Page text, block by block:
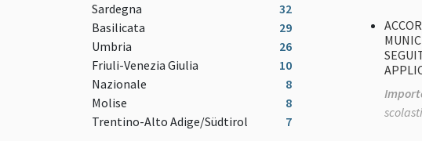
Sardegna
32
Basilicata
29
Umbria
26
Friuli-Venezia Giulia
10
Nazionale
8
Molise
8
Trentino-Alto Adige/Südtirol
7